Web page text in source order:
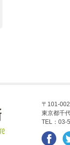
〒101-
東京都千
TEL：